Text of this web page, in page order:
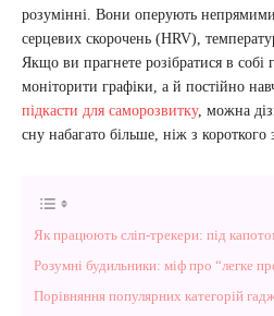
розумінні. Вони оперують
серцевих скорочень (HRV),
Якщо ви прагнете розібратися в
моніторити графіки, а й постійно
підкасти для саморозвитку, можна
сну набагато більше, ніж з короткого
Як працюють сліп-трекери: під
Розумні будильники: міф про “легке
Порівняння популярних категорій